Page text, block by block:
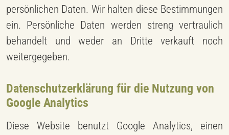
persönlichen Daten. Wir halten diese Bestimmungen
ein. Persönliche Daten werden streng vertraulich
behandelt und weder an Dritte verkauft noch
weitergegeben.
Datenschutzerklärung für die Nutzung von
Google Analytics
Diese Website benutzt Google Analytics, einen